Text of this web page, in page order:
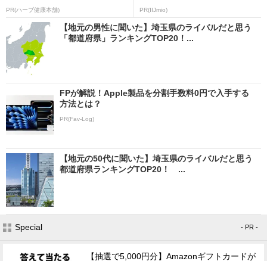
PR(ハーブ健康本舗) PR(IIJmio)
【地元の男性に聞いた】埼玉県のライバルだと思う
「都道府県」ランキングTOP20！...
FPが解説！Apple製品を分割手数料0円で入手する
方法とは？
PR(Fav-Log)
【地元の50代に聞いた】埼玉県のライバルだと思う
都道府県ランキングTOP20！ ...
Special - PR -
【抽選で5,000円分】Amazonギフトカードが